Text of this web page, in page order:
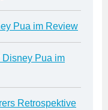
Pua im Review
Disney Pua im
Retrospektive